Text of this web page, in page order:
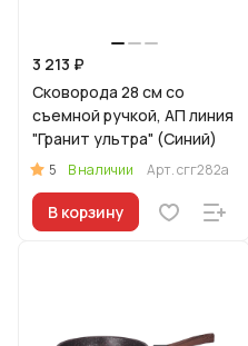
3 213 ₽
Сковорода 28 см со
съемной ручкой, АП линия
"Гранит ультра" (Синий)
5 В наличии Арт.сгг282а
В корзину